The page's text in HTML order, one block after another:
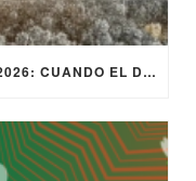
SOSTENIBILIDAD EMPRESARIAL 2026: CUANDO EL DISCURSO YA NO PROTEGE RESULTADOS